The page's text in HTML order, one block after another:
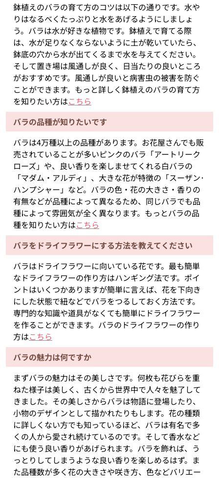
鉢植えのバラの育て方のコツは以下の通りです。水や
りはなるべくたっぷりと水をあげるようにしましょ
う。バラは水が好きな植物です。鉢植えで育てる際
は、水が足りなくならないように土が乾いていたら、
鉢底の穴から水が出てくるまで水を与えてください。
そして置き場は風通しが良く、日当たりの良いところ
がおすすめです。風通しが良いと病害虫の被害を防ぐ
ことができます。もっと詳しく鉢植えのバラの育て方
を知りたい方はこちら
バラの品種が知りたいです
バラは4万種以上の品種があります。お花屋さんでも販
売されていることが多いピンクのバラ「アートリーク
ローズ」や、良い香りを楽しませてくれる白バラの
「マダム・アルディ」、大きな花が特徴の「スーザン･
ハンプシャー」など。バラの色・花の大きさ・香りの
有無などが品種によって異なるため、同じバラでも品
種によって雰囲気が全く異なります。もっとバラの品
種を知りたい方はこちら
バラをドライフラワーにする方法を教えてください
バラはドライフラワーに向いている花です。最も簡単
なドライフラワーの作り方はハンギング法です。ポイ
ントはいくつかありますが簡単に言えば、花を下向き
にした状態で紐などでバラをつるしておく方法です。
専門的な知識や道具がなくても簡単にドライフラワー
を作ることができます。バラのドライフラワーの作り
方はこちら
バラの魅力は何ですか
まずバラの魅力はその美しさです。何枚も花びらを重
ねた様子は美しく、古くから世界中で人々を魅了して
きました。その美しさからバラは物語に登場したり、
小物のデザインとして描かれたりもします。花の種類
に詳しくない方でも知っているほど、バラは有名で多
くの人から愛され続けているのです。そして香水など
にも使う良い香りがあげられます。バラを飾れば、う
っとりしてしまうような良い香りを楽しめるはず。ま
た品種数が多く花の大きさや咲き方、色などバリエー